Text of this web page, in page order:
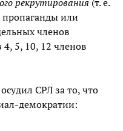
или
членов
5, 10, 12 членов
СРЛ за то, что
демократии: